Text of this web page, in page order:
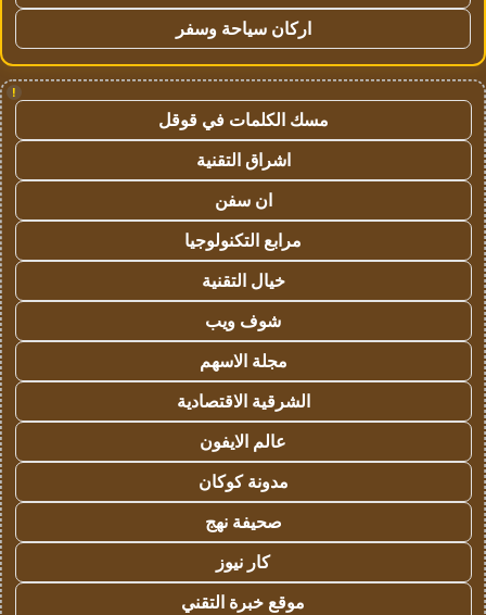
اركان سياحة وسفر
!
مسك الكلمات في قوقل
اشراق التقنية
ان سفن
مرابع التكنولوجيا
خيال التقنية
شوف ويب
مجلة الاسهم
الشرقية الاقتصادية
عالم الايفون
مدونة كوكان
صحيفة نهج
كار نيوز
موقع خبرة التقني